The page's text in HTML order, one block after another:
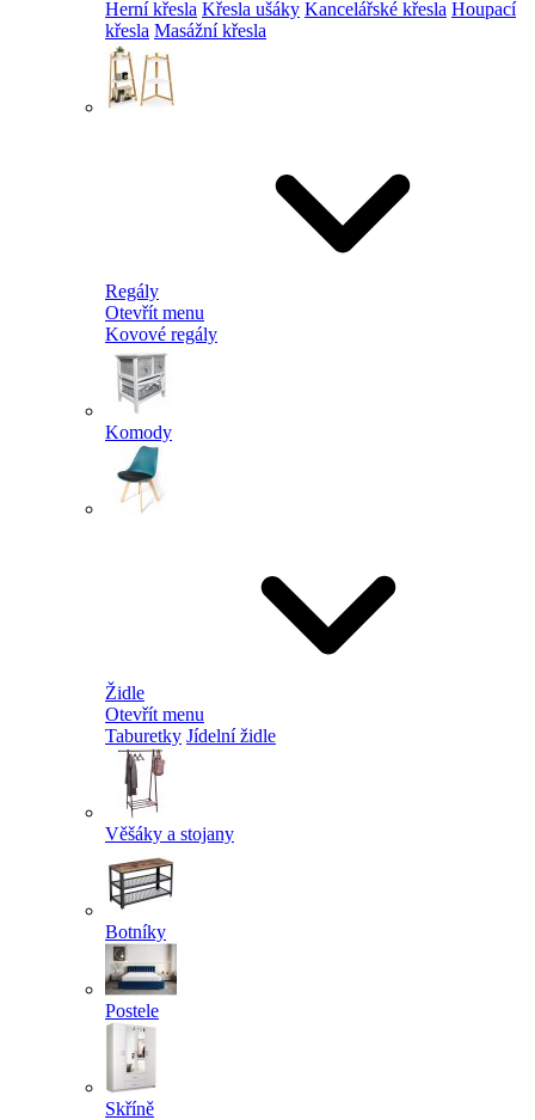
Herní křesla Křesla ušáky Kancelářské křesla Houpací
křesla Masážní křesla
Regály
Otevřít menu
Kovové regály
Komody
Židle
Otevřít menu
Taburetky Jídelní židle
Věšáky a stojany
Botníky
Postele
Skříně